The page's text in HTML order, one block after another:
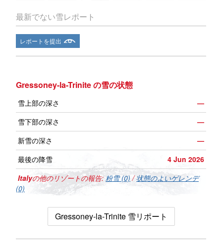
最新でない雪レポート
レポートを提出
Gressoney-la-Trinite の雪の状態
雪上部の深さ
—
雪下部の深さ
—
新雪の深さ
—
最後の降雪
4 Jun 2026
Italyの他のリゾートの報告: 粉雪 (0) /状態のよいゲレンデ
(0)
Gressoney-la-Trinite 雪リポート